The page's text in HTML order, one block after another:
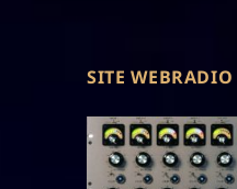
SITE WEBRADIO